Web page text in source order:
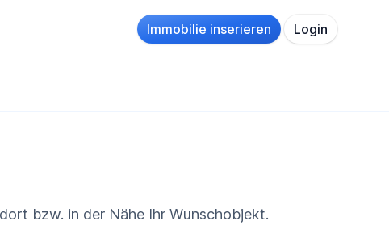
Immobilie inserieren Login
bzw. in der Nähe Ihr Wunschobjekt.